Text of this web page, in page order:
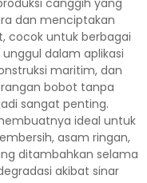
dan menciptakan
cocok untuk berbagai
dalam aplikasi
maritim, dan
bobot tanpa
sangat penting.
ideal untuk
asam ringan,
ditambahkan selama
akibat sinar